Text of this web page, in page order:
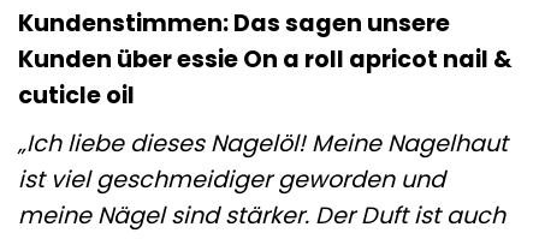
Kundenstimmen: Das sagen unsere
Kunden über essie On a roll apricot nail &
cuticle oil
„Ich liebe dieses Nagelöl! Meine Nagelhaut
ist viel geschmeidiger geworden und
meine Nägel sind stärker. Der Duft ist auch